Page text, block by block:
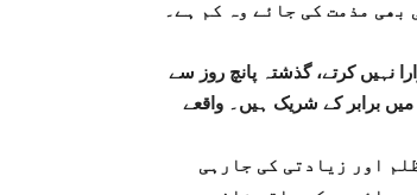
مذمت کی جائے وہ کم ہے۔
نہیں کرتے، گذشتہ پانچ روز سے
برابر کے شریک ہیں۔ واقعے
اور زیادتی کی جارہی